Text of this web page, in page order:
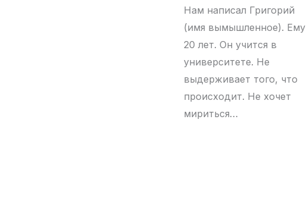
Нам написал Григорий
(имя вымышленное). Ему
20 лет. Он учится в
университете. Не
выдерживает того, что
происходит. Не хочет
мириться…